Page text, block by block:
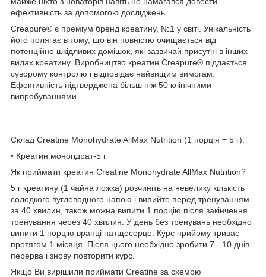
ефективність за допомогою досліджень.
Creapure® є преміум бренд креатину, №1 у світі. Унікальність
його полягає в тому, що він повністю очищається від
потенційно шкідливих домішок, які зазвичай присутні в інших
видах креатину. Виробництво креатин Creapure® піддається
суворому контролю і відповідає найвищим вимогам.
Ефективність підтверджена більш ніж 50 клінічними
випробуваннями.
Склад Creatine Monohydrate AllMax Nutrition (1 порція = 5 г):
• Креатин моногідрат-5 г
Як приймати креатин Creatine Monohydrate AllMax Nutrition?
5 г креатину (1 чайна ложка) розчиніть на невелику кількість
солодкого вуглеводного напою і випийте перед тренуванням
за 40 хвилин, також можна випити 1 порцію після закінчення
тренування через 40 хвилин. У день без тренувань необхідно
випити 1 порцію вранці натщесерце. Курс прийому триває
протягом 1 місяця. Після цього необхідно зробити 7 - 10 днів
перерва і знову повторити курс.
Якщо Ви вирішили приймати Creatine за схемою